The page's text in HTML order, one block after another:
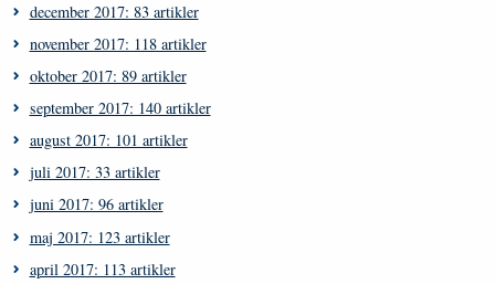
december 2017: 83 artikler
november 2017: 118 artikler
oktober 2017: 89 artikler
september 2017: 140 artikler
august 2017: 101 artikler
juli 2017: 33 artikler
juni 2017: 96 artikler
maj 2017: 123 artikler
april 2017: 113 artikler